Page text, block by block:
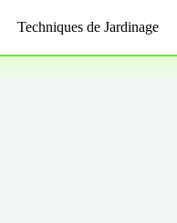
Techniques de Jardinage